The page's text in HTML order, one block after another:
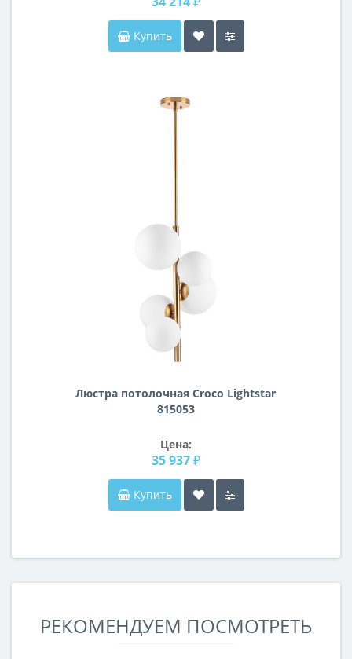
Купить
Люстра потолочная Croco Lightstar
815053
Цена:
35 937 ₽
Купить
РЕКОМЕНДУЕМ ПОСМОТРЕТЬ